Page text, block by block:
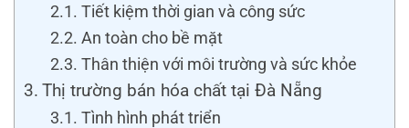
Tiết kiệm thời gian và công sức
An toàn cho bề mặt
Thân thiện với môi trường và sức khỏe
Thị trường bán hóa chất tại Đà Nẵng
Tình hình phát triển